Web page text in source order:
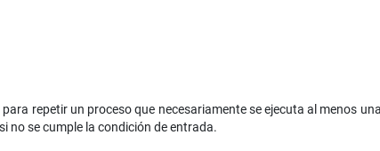
repetir un proceso que necesariamente se ejecuta al menos
no se cumple la condición de entrada.